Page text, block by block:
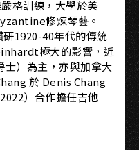
格訓練，大學於美
修煉琴藝。
1920-40年代的傳統
極大的影響，近
）為主，亦與加拿大
於 Denis Chang
）合作擔任吉他